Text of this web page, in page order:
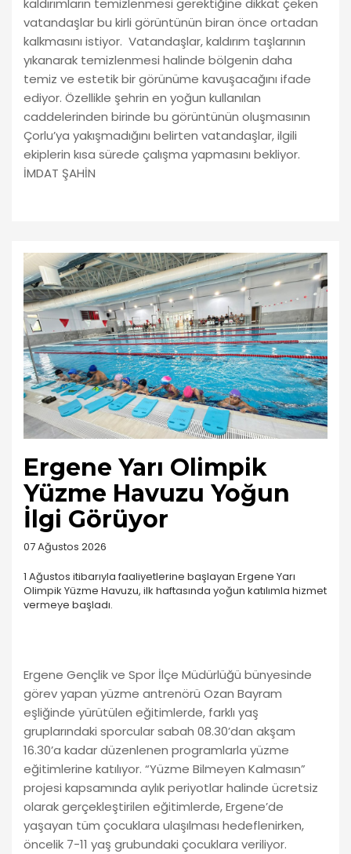
kaldırımların temizlenmesi gerektiğine dikkat çeken
vatandaşlar bu kirli görüntünün biran önce ortadan
kalkmasını istiyor. Vatandaşlar, kaldırım taşlarının
yıkanarak temizlenmesi halinde bölgenin daha
temiz ve estetik bir görünüme kavuşacağını ifade
ediyor. Özellikle şehrin en yoğun kullanılan
caddelerinden birinde bu görüntünün oluşmasının
Çorlu’ya yakışmadığını belirten vatandaşlar, ilgili
ekiplerin kısa sürede çalışma yapmasını bekliyor.
İMDAT ŞAHİN
Ergene Yarı Olimpik
Yüzme Havuzu Yoğun
İlgi Görüyor
07 Ağustos 2026
1 Ağustos itibarıyla faaliyetlerine başlayan Ergene Yarı
Olimpik Yüzme Havuzu, ilk haftasında yoğun katılımla hizmet
vermeye başladı.
Ergene Gençlik ve Spor İlçe Müdürlüğü bünyesinde
görev yapan yüzme antrenörü Ozan Bayram
eşliğinde yürütülen eğitimlerde, farklı yaş
gruplarındaki sporcular sabah 08.30’dan akşam
16.30’a kadar düzenlenen programlarla yüzme
eğitimlerine katılıyor. “Yüzme Bilmeyen Kalmasın”
projesi kapsamında aylık periyotlar halinde ücretsiz
olarak gerçekleştirilen eğitimlerde, Ergene’de
yaşayan tüm çocuklara ulaşılması hedeflenirken,
öncelik 7-11 yaş grubundaki çocuklara veriliyor.